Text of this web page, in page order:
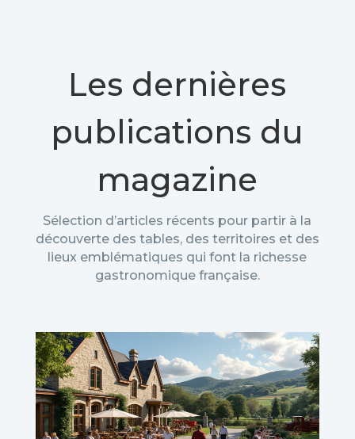
Les dernières
publications du
magazine
Sélection d’articles récents pour partir à la
découverte des tables, des territoires et des
lieux emblématiques qui font la richesse
gastronomique française.